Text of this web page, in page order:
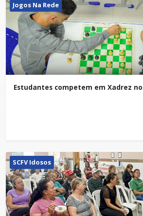
Jogos Na Rede
Estudantes competem em Xadrez
SCFV Idosos